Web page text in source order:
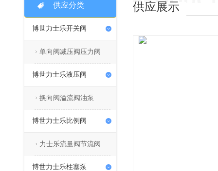
供应分类
博世力士乐开关阀
单向阀减压阀压力阀
博世力士乐液压阀
换向阀溢流阀油泵
博世力士乐比例阀
力士乐流量阀节流阀
博世力士乐柱塞泵
供应展示